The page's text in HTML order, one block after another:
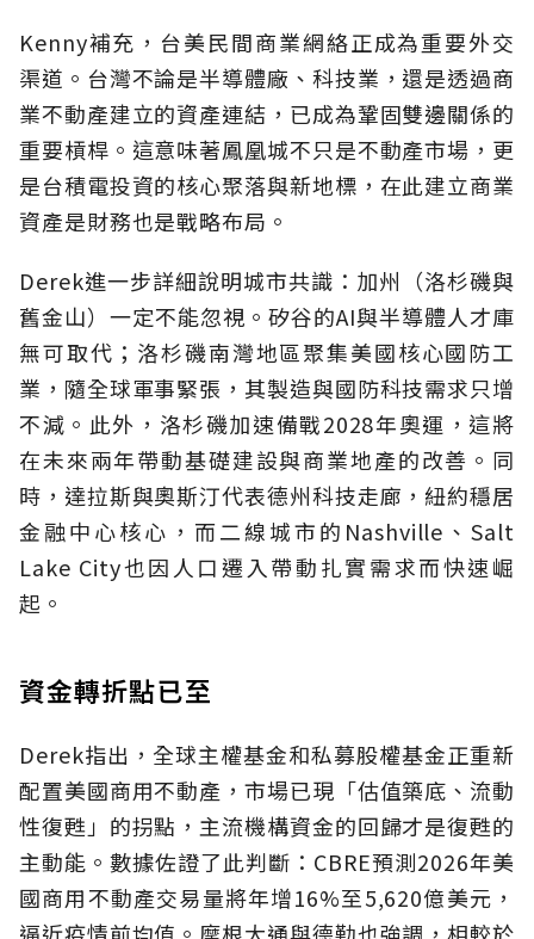
Kenny補充，台美民間商業網絡正成為重要外交
渠道。台灣不論是半導體廠、科技業，還是透過商
業不動產建立的資產連結，已成為鞏固雙邊關係的
重要槓桿。這意味著鳳凰城不只是不動產市場，更
是台積電投資的核心聚落與新地標，在此建立商業
資產是財務也是戰略布局。
Derek進一步詳細說明城市共識：加州（洛杉磯與
舊金山）一定不能忽視。矽谷的AI與半導體人才庫
無可取代；洛杉磯南灣地區聚集美國核心國防工
業，隨全球軍事緊張，其製造與國防科技需求只增
不減。此外，洛杉磯加速備戰2028年奧運，這將
在未來兩年帶動基礎建設與商業地產的改善。同
時，達拉斯與奧斯汀代表德州科技走廊，紐約穩居
金融中心核心，而二線城市的Nashville、Salt
Lake City也因人口遷入帶動扎實需求而快速崛
起。
資金轉折點已至
Derek指出，全球主權基金和私募股權基金正重新
配置美國商用不動產，市場已現「估值築底、流動
性復甦」的拐點，主流機構資金的回歸才是復甦的
主動能。數據佐證了此判斷：CBRE預測2026年美
國商用不動產交易量將年增16%至5,620億美元，